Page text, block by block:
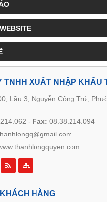
TNHH XUẤT NHẬP KHẨU
Lầu 3, Nguyễn Công Trứ,
- Fax: 08.38.214.094
HÀNG